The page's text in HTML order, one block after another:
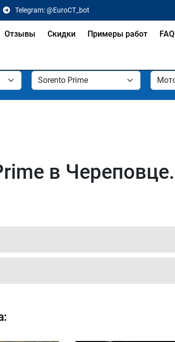
Telegram: @EuroCT_bot
Отзывы Скидки Примеры работ FAQ
в Череповце.